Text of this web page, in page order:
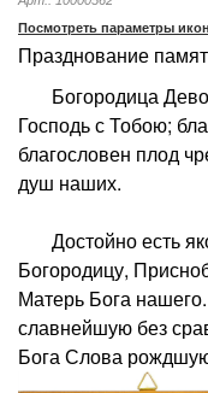
Посмотреть параметры
Празднование
Богородица
Господь с Тобою;
благословен плод
душ наших.
Достойно есть
Богородицу,
Матерь Бога
славнейшую без
Бога Слова